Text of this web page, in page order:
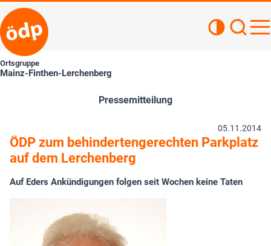
Ortsgruppe
Mainz-Finthen-Lerchenberg
Pressemitteilung
05.11.2014
ÖDP zum behindertengerechten Parkplatz
auf dem Lerchenberg
Auf Eders Ankündigungen folgen seit Wochen keine Taten